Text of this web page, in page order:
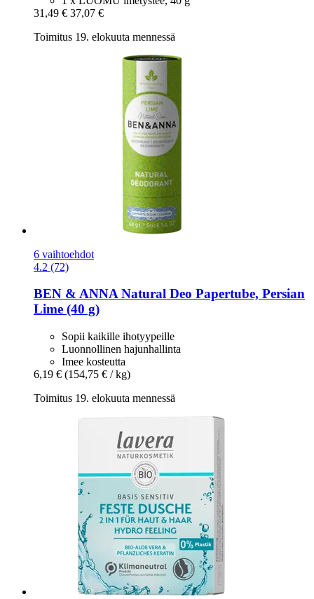
31,49 € 37,07 €
Toimitus 19. elokuuta mennessä
6 vaihtoehdot
4.2 (72)
BEN & ANNANatural Deo Papertube, Persian
Lime (40 g)
Sopii kaikille ihotyypeille
Luonnollinen hajunhallinta
Imee kosteutta
6,19 € (154,75 € / kg)
Toimitus 19. elokuuta mennessä